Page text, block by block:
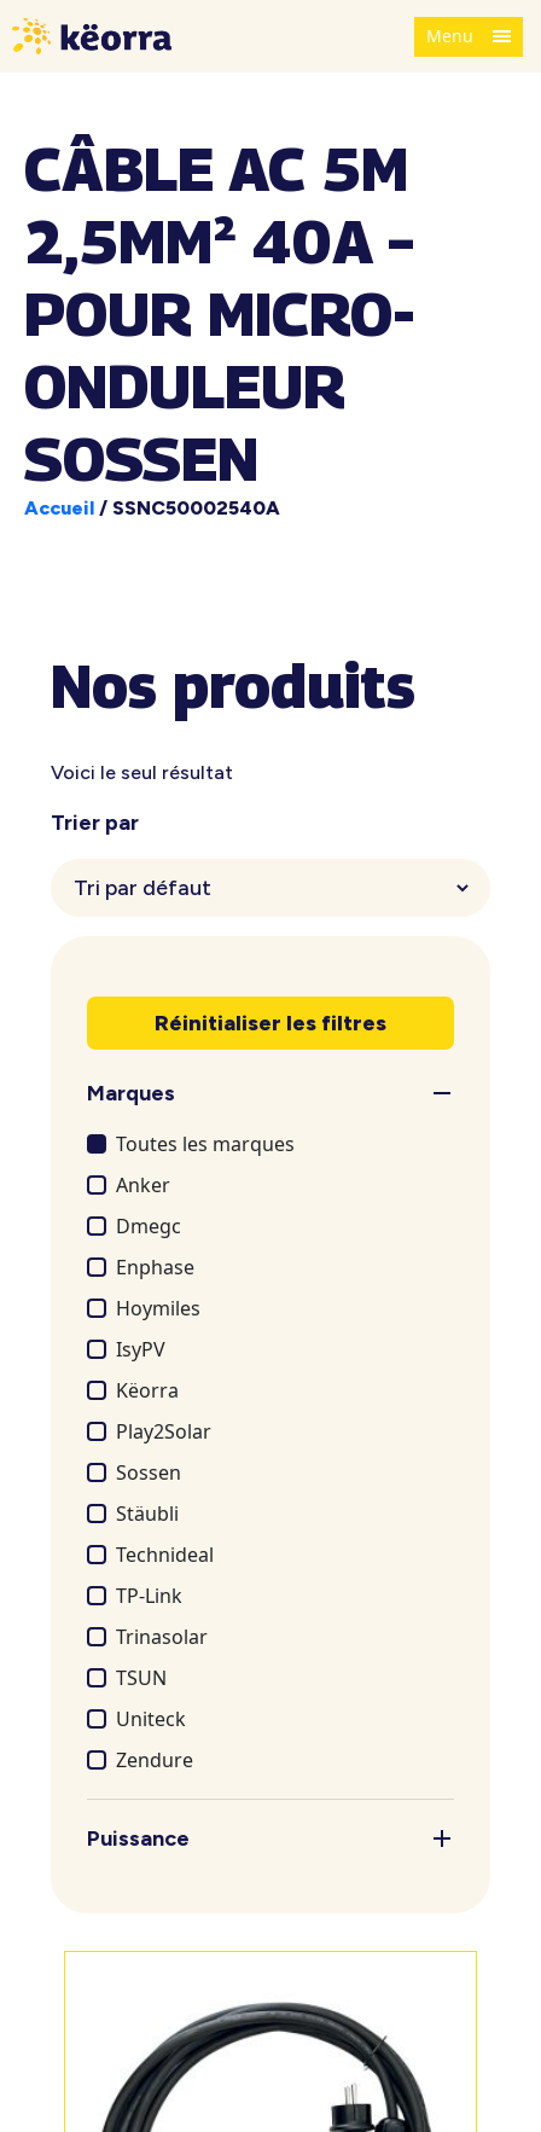
Menu
CÂBLE AC 5M
2,5MM² 40A –
POUR MICRO-
ONDULEUR
SOSSEN
Accueil / SSNC50002540A
Nos produits
Voici le seul résultat
Trier par
Réinitialiser les filtres
Marques
Toutes les marques
Anker
Dmegc
Enphase
Hoymiles
IsyPV
Këorra
Play2Solar
Sossen
Stäubli
Technideal
TP-Link
Trinasolar
TSUN
Uniteck
Zendure
Puissance